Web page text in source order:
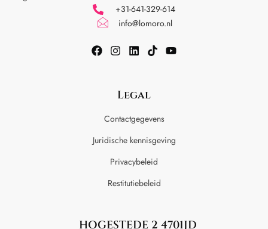
+31-641-329-614
info@lomoro.nl
Legal
Contactgegevens
Juridische kennisgeving
Privacybeleid
Restitutiebeleid
HOGESTEDE 2 4701JD